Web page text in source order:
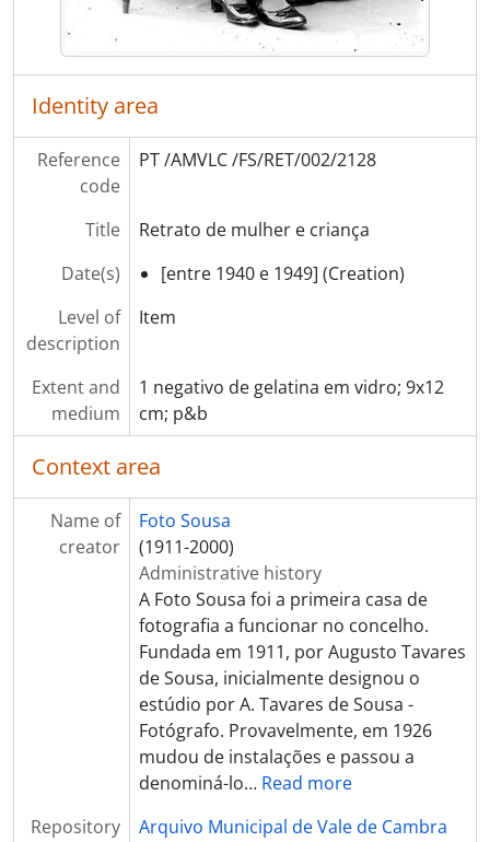
[Item] Comemoração
[Item] Comemoração
[Item] Comemoração
[Item] Comemoração
[Item] Comemoração
[Item] Comemoração
[Item] Comemoração
[Item] Comemoração
[Item] Comemoração
[Item] Comemoração
[Item] Comemoração
[Item] Comemoração
[Item] Comemoração
[Item] Comemoração
[Item] Comemoração
[Item] Comemoração
[Item] Retrato de grupo
[Item] Retrato de grupo
[Item] Comemoração
[Item] Comemoração
[Item] Comemoração
[Item] Comemoração
[Item] Retrato de mulher
Identity area
Reference
code
PT /AMVLC /FS/RET/002/2128
Title
Retrato de mulher e criança
Date(s)
[entre 1940 e 1949] (Creation)
Level of
description
Item
Extent and
medium
1 negativo de gelatina em vidro; 9x12
cm; p&b
Context area
Name of
creator
Foto Sousa
(1911-2000)
Administrative history
A Foto Sousa foi a primeira casa de
fotografia a funcionar no concelho.
Fundada em 1911, por Augusto Tavares
de Sousa, inicialmente designou o
estúdio por A. Tavares de Sousa -
Fotógrafo. Provavelmente, em 1926
mudou de instalações e passou a
denominá-lo… Read more
Repository
Arquivo Municipal de Vale de Cambra